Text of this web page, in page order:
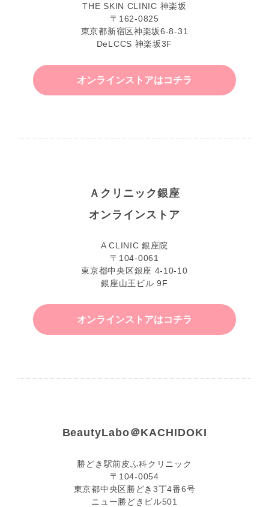
THE SKIN CLINIC 神楽坂
〒162-0825
東京都新宿区神楽坂6-8-31
DeLCCS 神楽坂3F
オンラインストアはコチラ
Ａクリニック銀座
オンラインストア
A CLINIC 銀座院
〒104-0061
東京都中央区銀座 4-10-10
銀座山王ビル 9F
オンラインストアはコチラ
BeautyLabo＠KACHIDOKI
勝どき駅前皮ふ科クリニック
〒104-0054
東京都中央区勝どき3丁4番6号
ニュー勝どきビル501